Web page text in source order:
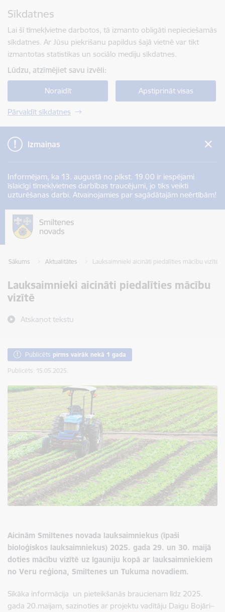
Sīkdatnes
Lai šī tīmekļvietne darbotos, tā izmanto obligāti nepieciešamās
sīkdatnes. Ar Jūsu piekrišanu papildus šajā vietnē var tikt
izmantotas statistikas un sociālo mediju sīkdatnes.
Lūdzu, atzīmējiet savu izvēli:
Noraidīt Apstiprināt visas
Pārvaldīt sīkdatnes
Izmaiņas
Informējam, ka 13. augustā no plkst. 19.00 ir iespējami
īslaicīgi tīmekļvietnes darbības traucējumi, jo tiks veikti
uzturēšanas darbi. Atvainojamies par sagādātajām neērtībām!
Sākums Aktualitātes Lauksaimnieki aicināti piedalīties mācību vizītē
Lauksaimnieki aicināti piedalīties mācību
vizītē
Atskaņot tekstu
Publicēts pirms vairāk nekā 1 gada
Publicēts: 15.05.2025.
Aicinām Smiltenes novada lauksaimniekus (īpaši
bioloģiskos lauksaimniekus) 2025. gada 29. un 30. maijā
doties mācību vizītē uz Igauniju kopā ar lauksaimniekiem
no Veru reģiona, Smiltenes un Tukuma novadiem.
Sīkāka informācija un pieteikšanās braucienam līdz 2025.
gada 20.maijam, sazinoties ar projektu vadītāju Daigu Bojāri–